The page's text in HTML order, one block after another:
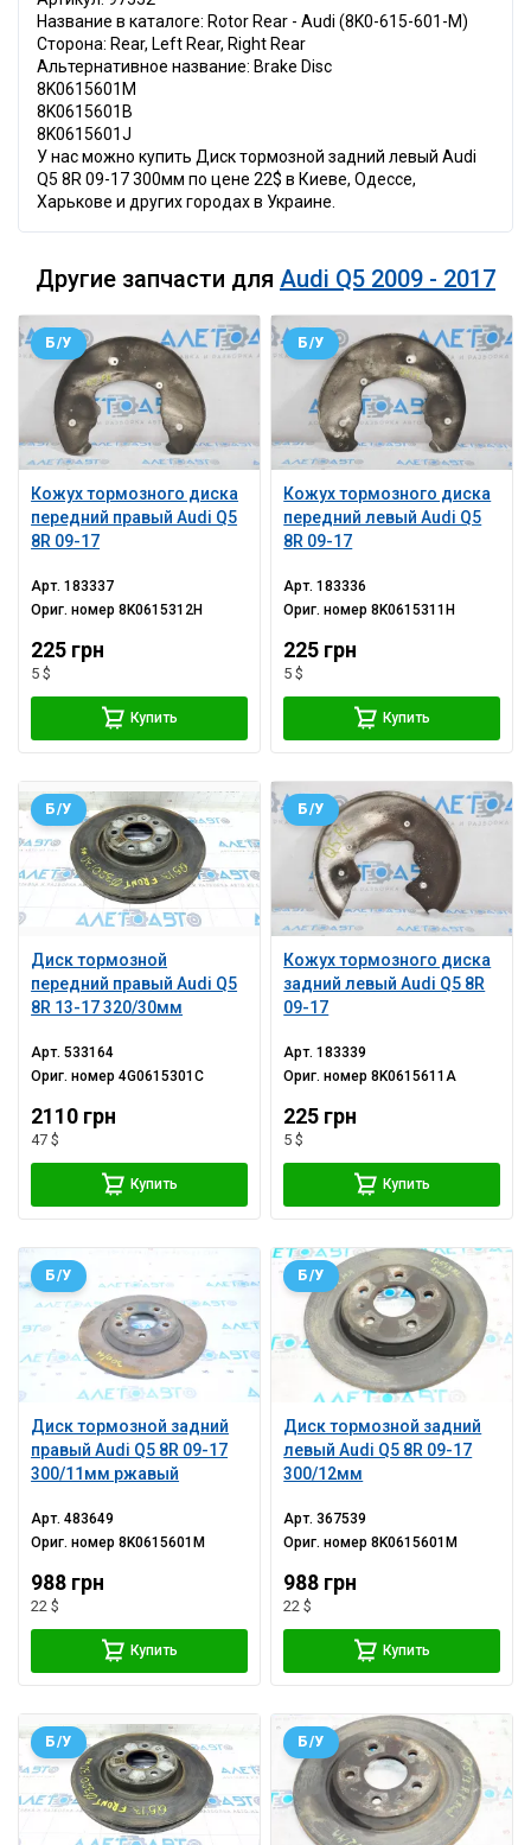
Название в каталоге: Rotor Rear - Audi (8K0-615-601-M)
Сторона: Rear, Left Rear, Right Rear
Альтернативное название: Brake Disc
8K0615601M
8K0615601B
8K0615601J
У нас можно купить Диск тормозной задний левый Audi
Q5 8R 09-17 300мм по цене 22$ в Киеве, Одессе,
Харькове и других городах в Украине.
Другие запчасти для Audi Q5 2009 - 2017
Кожух тормозного диска
передний правый Audi Q5
8R 09-17
Б/У
Арт.183337
Ориг. номер8K0615312H
225 грн
5 $
Купить
Кожух тормозного диска
передний левый Audi Q5
8R 09-17
Б/У
Арт.183336
Ориг. номер8K0615311H
225 грн
5 $
Купить
Диск тормозной
передний правый Audi Q5
8R 13-17 320/30мм
Б/У
Арт.533164
Ориг. номер4G0615301C
2110 грн
47 $
Купить
Кожух тормозного диска
задний левый Audi Q5 8R
09-17
Б/У
Арт.183339
Ориг. номер8K0615611A
225 грн
5 $
Купить
Диск тормозной задний
правый Audi Q5 8R 09-17
300/11мм ржавый
Б/У
Арт.483649
Ориг. номер8K0615601M
988 грн
22 $
Купить
Диск тормозной задний
левый Audi Q5 8R 09-17
300/12мм
Б/У
Арт.367539
Ориг. номер8K0615601M
988 грн
22 $
Купить
Б/У Б/У